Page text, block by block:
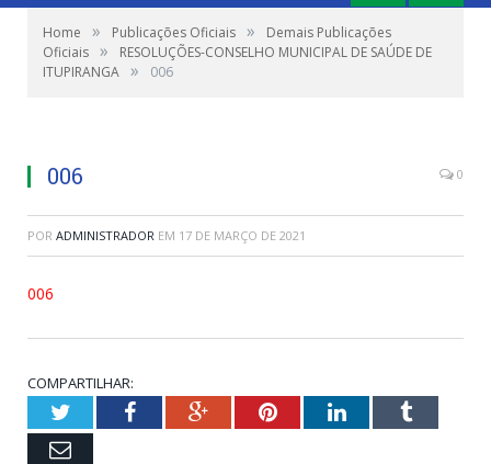
Home » Publicações Oficiais »
Demais Publicações
Oficiais »
RESOLUÇÕES-CONSELHO MUNICIPAL DE SAÚDE DE
ITUPIRANGA » 006
006 0
POR ADMINISTRADOR EM 17 DE MARÇO DE 2021
006
COMPARTILHAR:
TwitterFacebookGoogle+PinterestLinkedInTumblr
Email